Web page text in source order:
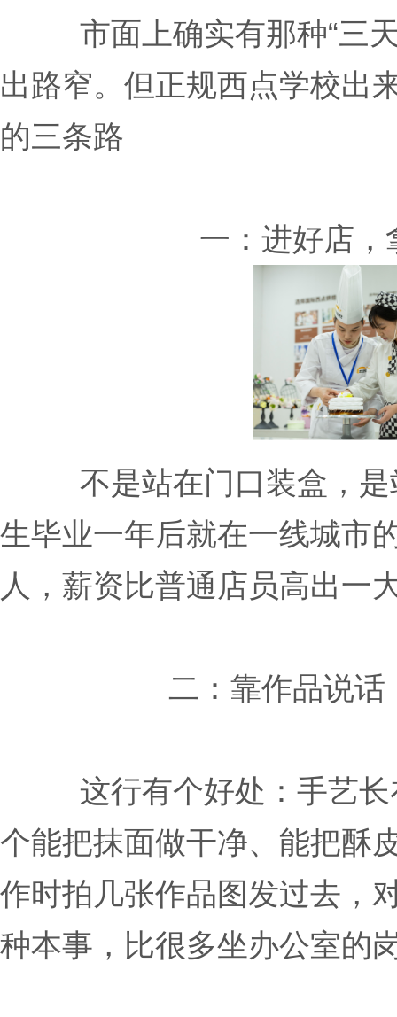
市面上确实有那种“三
出路窄。但正规西点学校出
的三条路
一：进好店，
不是站在门口装盒，
生毕业一年后就在一线城市
人，薪资比普通店员高出一
二：靠作品说话
这行有个好处：手艺
个能把抹面做干净、能把酥
作时拍几张作品图发过去，
种本事，比很多坐办公室的